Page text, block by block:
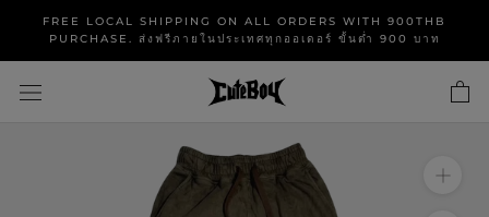
content
FREE LOCAL SHIPPING ON ALL ORDERS WITH 900THB
PURCHASE. ส่งฟรีภายในประเทศทุกออเดอร์ ขั้นต่ำ 900 บาท